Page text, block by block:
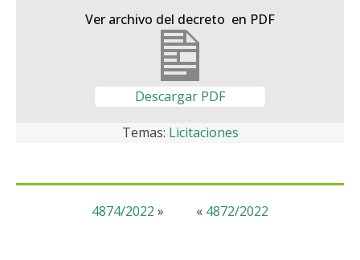
Ver archivo del decreto en PDF
Descargar PDF
Temas: Licitaciones
« 4872/2022
4874/2022 »